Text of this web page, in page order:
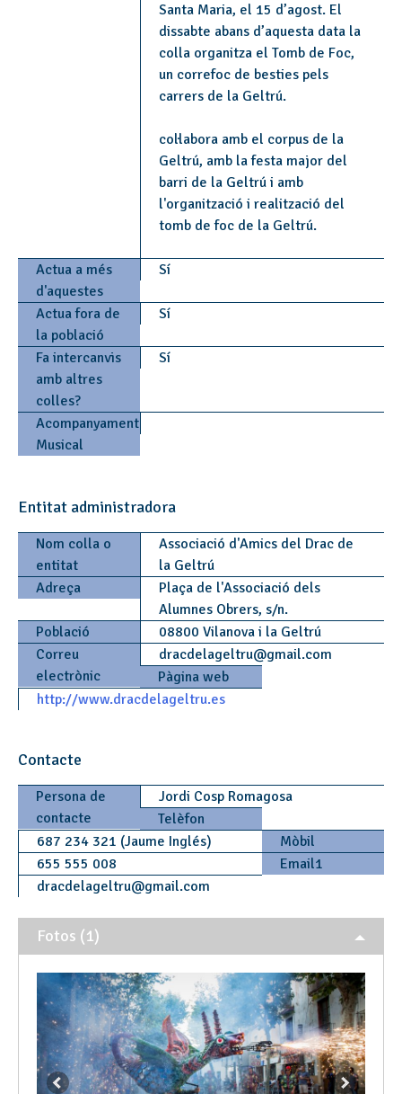
Santa Maria, el 15 d’agost. El
dissabte abans d’aquesta data la
colla organitza el Tomb de Foc,
un correfoc de besties pels
carrers de la Geltrú.
col·labora amb el corpus de la
Geltrú, amb la festa major del
barri de la Geltrú i amb
l'organització i realització del
tomb de foc de la Geltrú.
Actua a més
d'aquestes
Sí
Actua fora de
la població
Sí
Fa intercanvis
amb altres
colles?
Sí
Acompanyament
Musical
Entitat administradora
Nom colla o
entitat
Associació d'Amics del Drac de
la Geltrú
Adreça
Plaça de l'Associació dels
Alumnes Obrers, s/n.
Població
08800 Vilanova i la Geltrú
Correu
electrònic
dracdelageltru@gmail.com
Pàgina web
http://www.dracdelageltru.es
Contacte
Persona de
contacte
Jordi Cosp Romagosa
Telèfon
687 234 321 (Jaume Inglés)
Mòbil
655 555 008
Email1
dracdelageltru@gmail.com
Fotos (1)